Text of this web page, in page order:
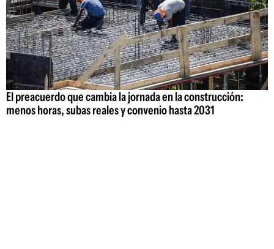
El preacuerdo que cambia la jornada en la construcción:
menos horas, subas reales y convenio hasta 2031